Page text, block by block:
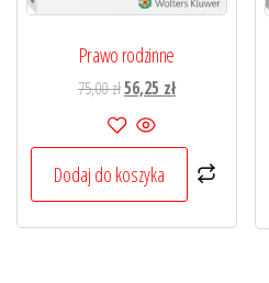
Prawo rodzinne
75,00złPierwotna
cena
wynosiła:
75,00 zł.
56,25 złAktualna
56,25 zł.
Dodaj do koszyka